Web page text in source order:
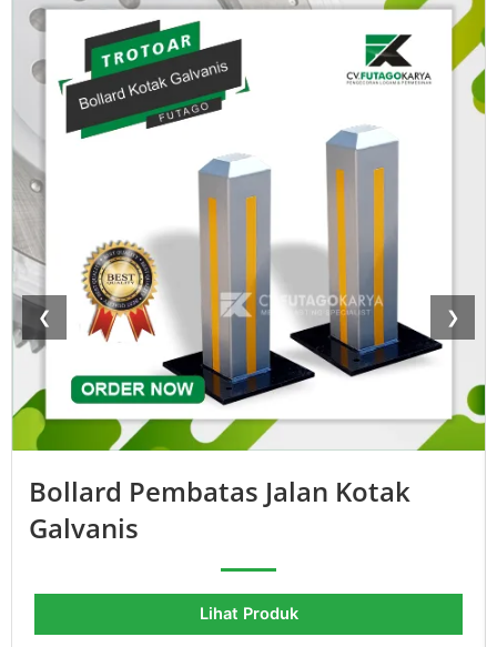
❮ ❯
Bollard Pembatas Jalan Kotak
Galvanis
Lihat Produk